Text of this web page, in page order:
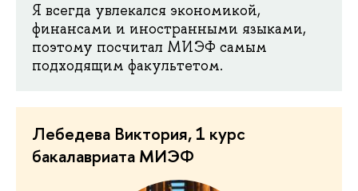
Я всегда увлекался экономикой,
финансами и иностранными языками,
поэтому посчитал МИЭФ самым
подходящим факультетом.
Лебедева Виктория, 1 курс
бакалавриата МИЭФ